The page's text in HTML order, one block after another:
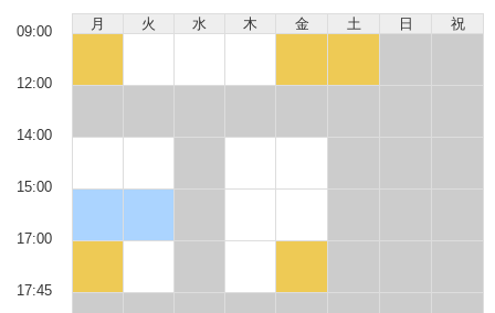
月 火 水 木 金 土 日 祝
09:00
12:00
14:00
15:00
17:00
17:45